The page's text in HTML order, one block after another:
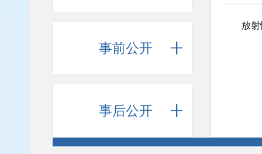
事前公开
事后公开
放